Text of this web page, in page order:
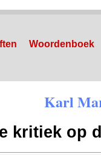
Woordenboek
Karl
kritiek op